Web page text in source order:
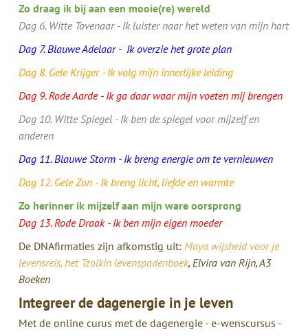
Zo draag ik bij aan een mooie(re) wereld
Dag 6. Witte Tovenaar - Ik luister naar het weten van mijn hart
Dag 7. Blauwe Adelaar - Ik overzie het grote plan
Dag 8. Gele Krijger - Ik volg mijn innerlijke leiding
Dag 9. Rode Aarde - Ik ga daar waar mijn voeten mij brengen
Dag 10. Witte Spiegel - Ik ben de spiegel voor mijzelf en
anderen
Dag 11. Blauwe Storm - Ik breng energie om te vernieuwen
Dag 12. Gele Zon - Ik breng licht, liefde en warmte
Zo herinner ik mijzelf aan mijn ware oorsprong
Dag 13. Rode Draak - Ik ben mijn eigen moeder
De DNAfirmaties zijn afkomstig uit: Maya wijsheid voor je
levensreis, het Tzolkin levenspadenboek, Elvira van Rijn, A3
Boeken
Integreer de dagenergie in je leven
Met de online curus met de dagenergie - e-wenscursus -